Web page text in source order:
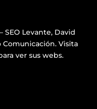
SEO Levante, David
Visita
ver sus webs.